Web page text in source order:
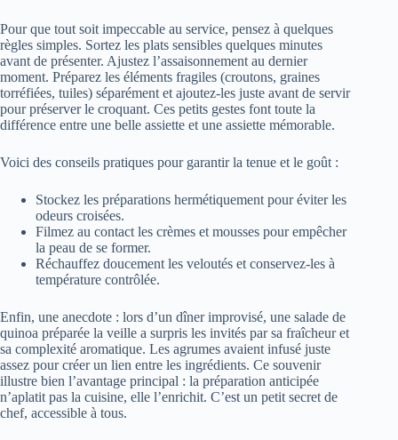
Pour que tout soit impeccable au service, pensez à quelques
règles simples. Sortez les plats sensibles quelques minutes
avant de présenter. Ajustez l’assaisonnement au dernier
moment. Préparez les éléments fragiles (croutons, graines
torréfiées, tuiles) séparément et ajoutez-les juste avant de servir
pour préserver le croquant. Ces petits gestes font toute la
différence entre une belle assiette et une assiette mémorable.
Voici des conseils pratiques pour garantir la tenue et le goût :
Stockez les préparations hermétiquement pour éviter les
odeurs croisées.
Filmez au contact les crèmes et mousses pour empêcher
la peau de se former.
Réchauffez doucement les veloutés et conservez-les à
température contrôlée.
Enfin, une anecdote : lors d’un dîner improvisé, une salade de
quinoa préparée la veille a surpris les invités par sa fraîcheur et
sa complexité aromatique. Les agrumes avaient infusé juste
assez pour créer un lien entre les ingrédients. Ce souvenir
illustre bien l’avantage principal : la préparation anticipée
n’aplatit pas la cuisine, elle l’enrichit. C’est un petit secret de
chef, accessible à tous.